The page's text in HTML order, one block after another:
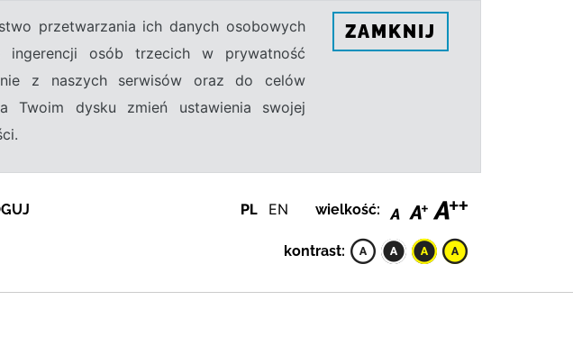
przetwarzania ich danych osobowych
ingerencji osób trzecich w prywatność
z naszych serwisów oraz do celów
Twoim dysku zmień ustawienia swojej
ZAMKNIJ
PL EN wielkość:
kontrast: